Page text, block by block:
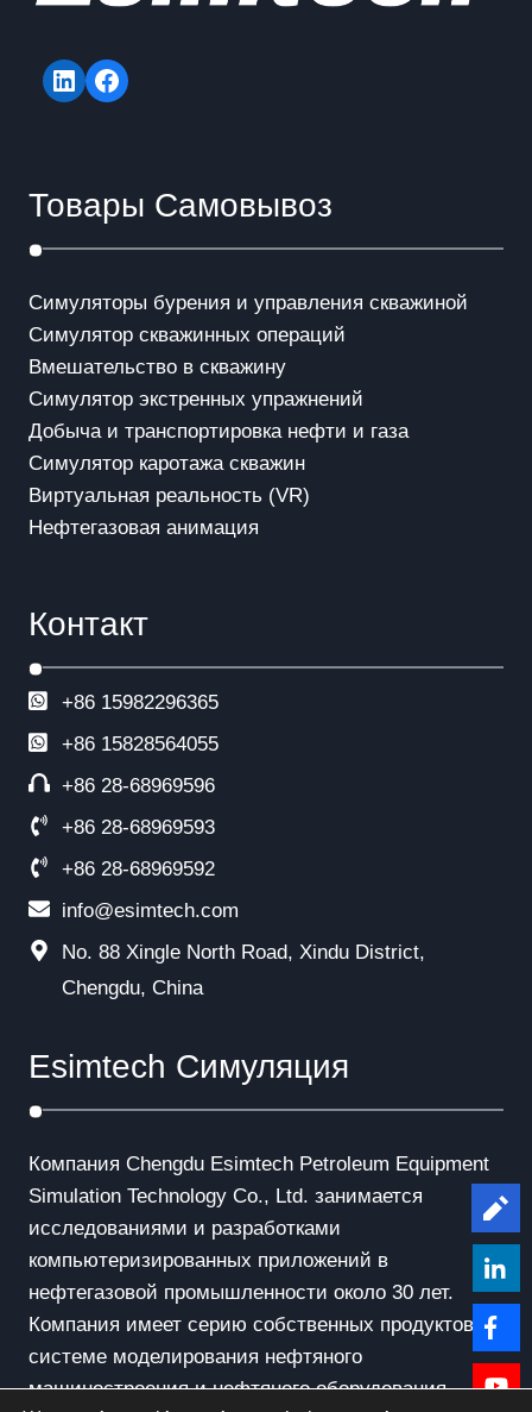
LinkedInFacebook
Товары Самовывоз
Симуляторы бурения и управления скважиной
Симулятор скважинных операций
Вмешательство в скважинy
Симулятор экстренных упражнений
Добыча и транспортировка нефти и газа
Симулятор каротажа скважин
Виртуальная реальность (VR)
Нефтегазовая анимация
Контакт
+86 15982296365
+86 15828564055
+86 28-68969596
+86 28-68969593
+86 28-68969592
info@esimtech.com
No. 88 Xingle North Road, Xindu District,
Chengdu, China
Esimtech Симуляция
Компания Chengdu Esimtech Petroleum Equipment
Simulation Technology Co., Ltd. занимается
исследованиями и разработками
компьютеризированных приложений в
нефтегазовой промышленности около 30 лет.
Компания имеет серию собственных продуктов в
системе моделирования нефтяного
машиностроения и нефтяного оборудования.